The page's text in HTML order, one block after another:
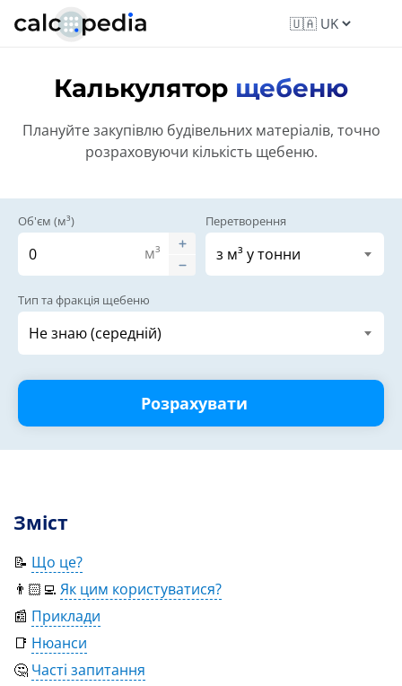
Калькулятор щебеню
Плануйте закупівлю будівельних матеріалів, точно
розраховуючи кількість щебеню.
Об'єм (м³)
м³
Перетворення
Тип та фракція щебеню
Розрахувати
Зміст
📝 Що це?
👨🏻‍💻 Як цим користуватися?
📰 Приклади
📑 Нюанси
🤔 Часті запитання